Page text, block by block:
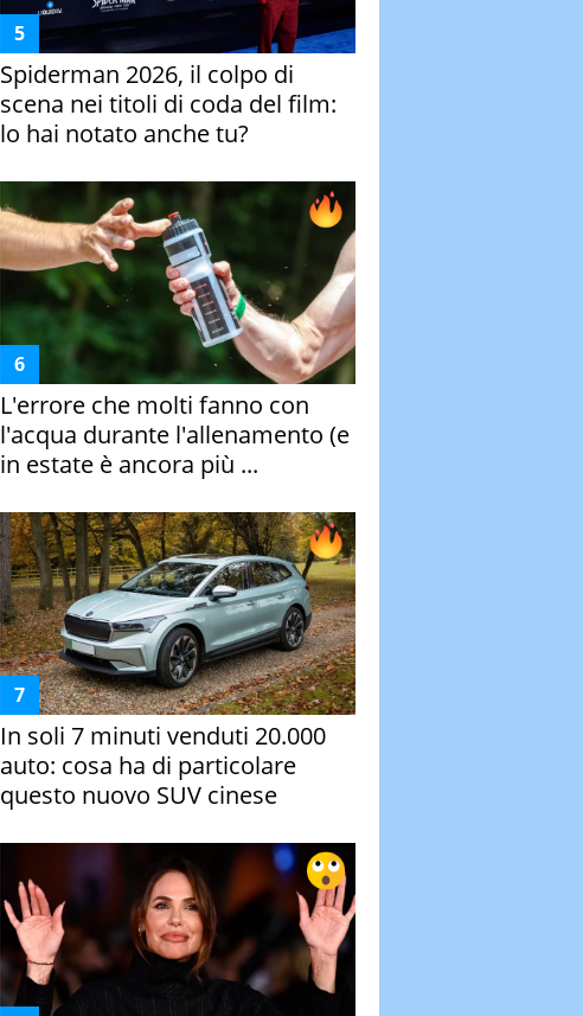
Spiderman 2026, il colpo di
scena nei titoli di coda del film:
lo hai notato anche tu?
L'errore che molti fanno con
l'acqua durante l'allenamento (e
in estate è ancora più ...
In soli 7 minuti venduti 20.000
auto: cosa ha di particolare
questo nuovo SUV cinese